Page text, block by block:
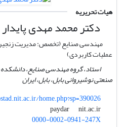
هیات تحریریه
دکتر محمد مهدی پایدار
مهندسی صنایع (تخصص: مدیریت زنجیره
عملیات کاربردی)
استاد، گروه مهندسی صنایع،
صنعتی نوشیروانی بابل، بابل، ایران
home.php?sp=390026
paydar
nit.ac.ir
0000-0002-0941-247X